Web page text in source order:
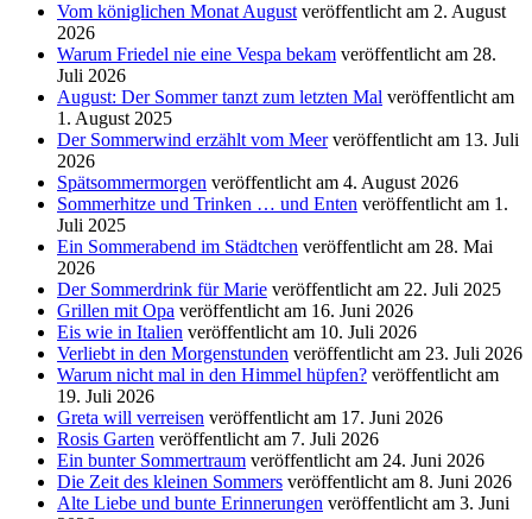
Vom königlichen Monat August veröffentlicht am 2. August
2026
Warum Friedel nie eine Vespa bekam veröffentlicht am 28.
Juli 2026
August: Der Sommer tanzt zum letzten Mal veröffentlicht am
1. August 2025
Der Sommerwind erzählt vom Meer veröffentlicht am 13. Juli
2026
Spätsommermorgen veröffentlicht am 4. August 2026
Sommerhitze und Trinken … und Enten veröffentlicht am 1.
Juli 2025
Ein Sommerabend im Städtchen veröffentlicht am 28. Mai
2026
Der Sommerdrink für Marie veröffentlicht am 22. Juli 2025
Grillen mit Opa veröffentlicht am 16. Juni 2026
Eis wie in Italien veröffentlicht am 10. Juli 2026
Verliebt in den Morgenstunden veröffentlicht am 23. Juli 2026
Warum nicht mal in den Himmel hüpfen? veröffentlicht am
19. Juli 2026
Greta will verreisen veröffentlicht am 17. Juni 2026
Rosis Garten veröffentlicht am 7. Juli 2026
Ein bunter Sommertraum veröffentlicht am 24. Juni 2026
Die Zeit des kleinen Sommers veröffentlicht am 8. Juni 2026
Alte Liebe und bunte Erinnerungen veröffentlicht am 3. Juni